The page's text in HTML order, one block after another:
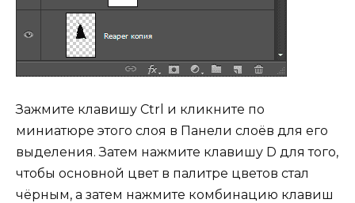
Зажмите клавишу Ctrl и кликните по
миниатюре этого слоя в Панели слоёв для его
выделения. Затем нажмите клавишу D для того,
чтобы основной цвет в палитре цветов стал
чёрным, а затем нажмите комбинацию клавиш